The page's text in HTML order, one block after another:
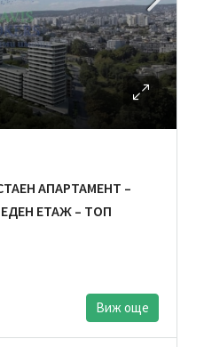
АПАРТАМЕНТ –
ЕТАЖ – ТОП
Виж още